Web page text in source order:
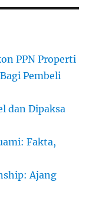
PPN Properti
Pembeli
dan Dipaksa
Fakta,
Ajang